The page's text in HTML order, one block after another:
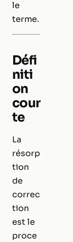
le
terme.
Défi
niti
on
cour
te
La
résorp
tion
de
correc
tion
est le
proce